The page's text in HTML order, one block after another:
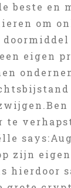
beste en
om
eigen
te
zijn eigen
hierdoor